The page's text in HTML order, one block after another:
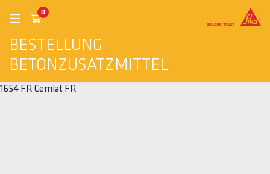
BESTELLUNG
BETONZUSATZMITTEL
0
1654 FR Cerniat FR